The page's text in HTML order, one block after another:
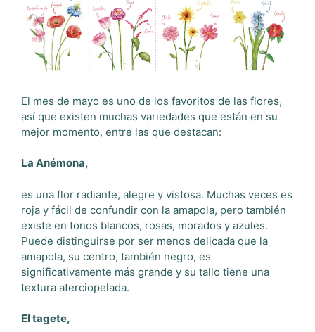
El mes de mayo es uno de los favoritos de las flores,
así que existen muchas variedades que están en su
mejor momento, entre las que destacan:
La Anémona,
es una flor radiante, alegre y vistosa. Muchas veces es
roja y fácil de confundir con la amapola, pero también
existe en tonos blancos, rosas, morados y azules.
Puede distinguirse por ser menos delicada que la
amapola, su centro, también negro, es
significativamente más grande y su tallo tiene una
textura aterciopelada.
El tagete,